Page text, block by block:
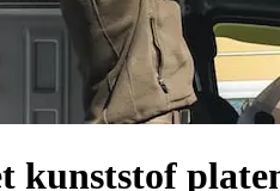
kunststof